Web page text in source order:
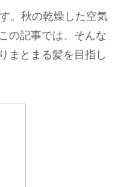
。秋の乾燥した空気
の記事では、そんな
まとまる髪を目指し